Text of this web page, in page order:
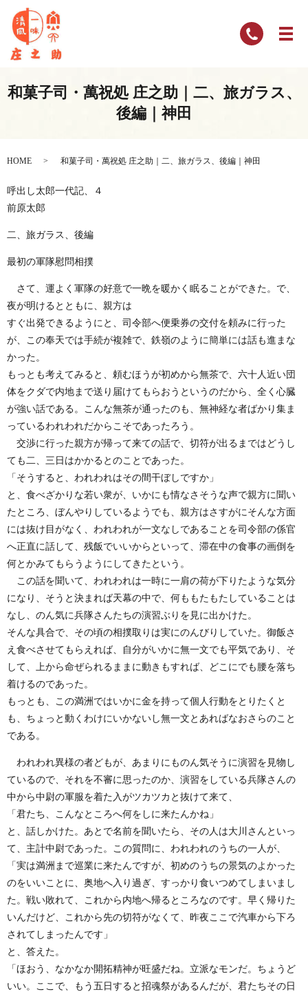
和菓子司・萬祝処 庄之助｜二、旅ガラス、
後編｜神田
HOME 和菓子司・萬祝処 庄之助｜二、旅ガラス、後編｜神田
呼出し太郎一代記、４
前原太郎
二、旅ガラス、後編
最初の軍隊慰問相撲
さて、運よく軍隊の好意で一晩を暖かく眠ることができた。で、
夜が明けるとともに、親方は
すぐ出発できるようにと、司令部へ便乗券の交付を頼みに行った
が、この奉天では手続が複雑で、鉄嶺のように簡単には話も進まな
かった。
もっとも考えてみると、頼むほうが初めから無茶で、六十人近い団
体をクダで内地まで送り届けてもらおうというのだから、全く心臓
が強い話である。こんな無茶が通ったのも、無神経な者ばかり集ま
っているわれわれだからこそであったろう。
交渉に行った親方が帰って来ての話で、切符が出るまではどうし
ても二、三日はかかるとのことであった。
「そうすると、われわれはその間干ぼしですか」
と、食べざかりな若い衆が、いかにも情なさそうな声で親方に聞い
たところ、ぼんやりしているようでも、親方はさすがにそんな方面
には抜け目がなく、われわれが一文なしであることを司令部の係官
へ正直に話して、残飯でいいからといって、滞在中の食事の画倒を
何とかみてもらうようにしてきたという。
この話を聞いて、われわれは一時に一肩の荷が下りたような気分
になり、そうと決まれば天幕の中で、何ももたもたしていることは
なし、のん気に兵隊さんたちの演習ぶりを見に出かけた。
そんな具合で、その頃の相撲取りは実にのんびりしていた。御飯さ
え食べさせてもらえれば、自分がいかに無一文でも平気であり、そ
して、上から命ぜられるままに動きもすれば、どこにでも腰を落ち
着けるのであった。
もっとも、この満洲ではいかに金を持って個人行動をとりたくと
も、ちょっと動くわけにいかないし無一文とあればなおさらのこと
である。
われわれ異様の者どもが、あまりにものん気そうに演習を見物し
ているので、それを不審に思ったのか、演習をしている兵隊さんの
中から中尉の軍服を着た入がツカツカと抜けて来て、
「君たち、こんなところへ何をしに来たんかね」
と、話しかけた。あとで名前を聞いたら、その人は大川さんといっ
て、主計中尉であった。この質問に、われわれのうちの一人が、
「実は満洲まで巡業に来たんですが、初めのうちの景気のよかった
のをいいことに、奥地へ入り過ぎ、すっかり食いつめてしまいまし
た。戦い敗れて、これから内地へ帰るところなのです。早く帰りた
いんだけど、これから先の切符がなくて、昨夜ここで汽車から下ろ
されてしまったんです」
と、答えた。
「ほおう、なかなか開拓精神が旺盛だね。立派なモンだ。ちょうど
いい。ここで、もう五日すると招魂祭があるんだが、君たちその日